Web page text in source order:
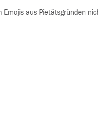
aus Pietätsgründen